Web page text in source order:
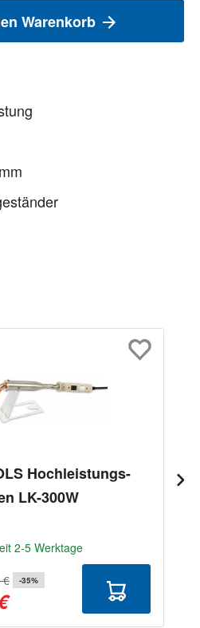
Warenkorb
Hochleistungs-
LK-300W
2-5 Werktage
€ -35%